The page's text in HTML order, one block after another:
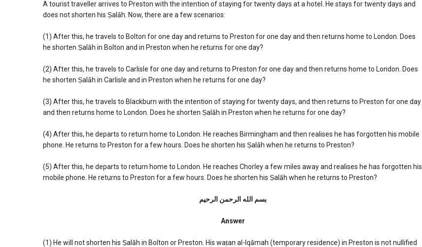
A tourist traveller arrives to Preston with the intention of staying for twenty days at a hotel. He stays for twenty days and
does not shorten his Ṣalāh. Now, there are a few scenarios:
(1) After this, he travels to Bolton for one day and returns to Preston for one day and then returns home to London. Does
he shorten Ṣalāh in Bolton and in Preston when he returns for one day?
(2) After this, he travels to Carlisle for one day and returns to Preston for one day and then returns home to London. Does
he shorten Ṣalāh in Carlisle and in Preston when he returns for one day?
(3) After this, he travels to Blackburn with the intention of staying for twenty days, and then returns to Preston for one day
and then returns home to London. Does he shorten Ṣalāh in Preston when he returns for one day?
(4) After this, he departs to return home to London. He reaches Birmingham and then realises he has forgotten his mobile
phone. He returns to Preston for a few hours. Does he shorten his Ṣalāh when he returns to Preston?
(5) After this, he departs to return home to London. He reaches Chorley a few miles away and realises he has forgotten his
mobile phone. He returns to Preston for a few hours. Does he shorten his Ṣalāh when he returns to Preston?
بسم الله الرحمن الرحیم
Answer
(1) He will not shorten his Ṣalāh in Bolton or Preston. His waṭan al-Iqāmah (temporary residence) in Preston is not nullified